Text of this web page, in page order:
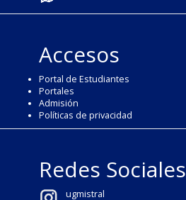
Accesos
Portal de Estudiantes
Portales
Admisión
Políticas de privacidad
Redes Sociales
ugmistral